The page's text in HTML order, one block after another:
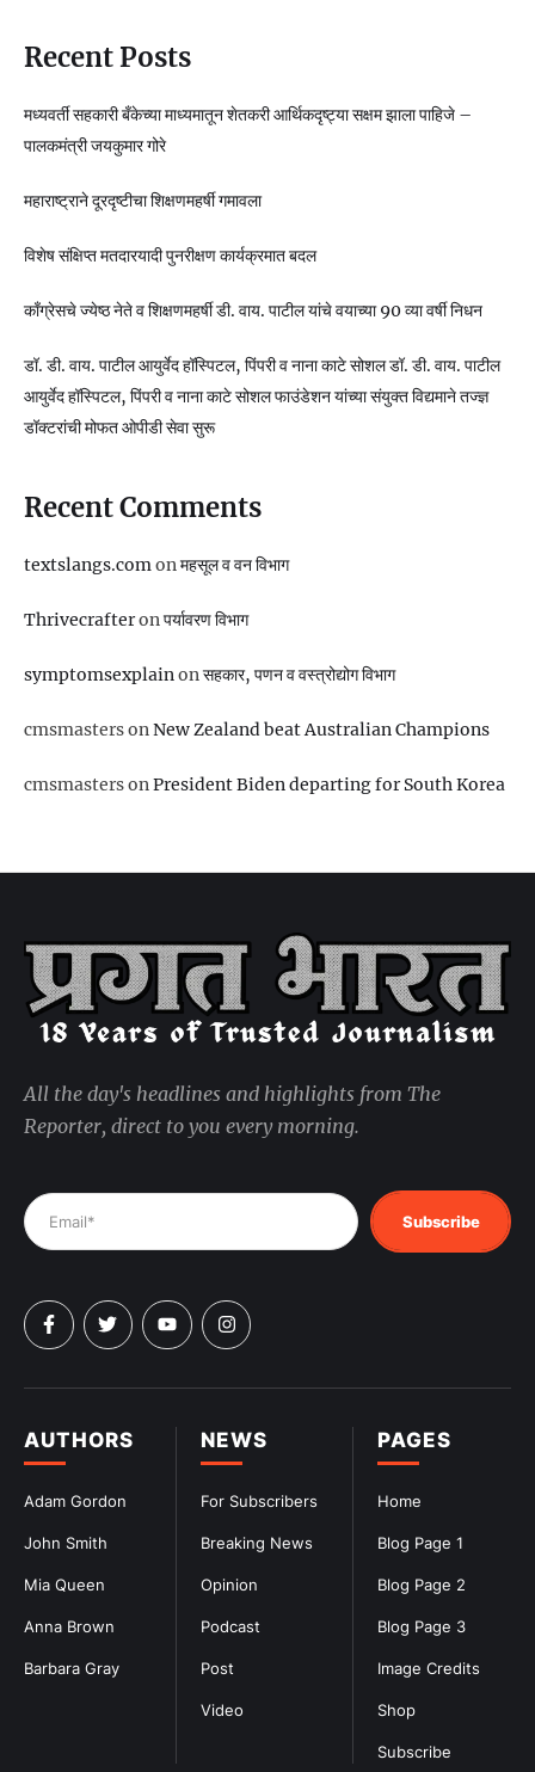
Recent Posts
मध्यवर्ती सहकारी बँकेच्या माध्यमातून शेतकरी आर्थिकदृष्ट्या सक्षम झाला पाहिजे –
पालकमंत्री जयकुमार गोरे
महाराष्ट्राने दूरदृष्टीचा शिक्षणमहर्षी गमावला
विशेष संक्षिप्त मतदारयादी पुनरीक्षण कार्यक्रमात बदल
काँग्रेसचे ज्येष्ठ नेते व शिक्षणमहर्षी डी. वाय. पाटील यांचे वयाच्या 90 व्या वर्षी निधन
डॉ. डी. वाय. पाटील आयुर्वेद हॉस्पिटल, पिंपरी व नाना काटे सोशल डॉ. डी. वाय. पाटील
आयुर्वेद हॉस्पिटल, पिंपरी व नाना काटे सोशल फाउंडेशन यांच्या संयुक्त विद्यमाने तज्ज्ञ
डॉक्टरांची मोफत ओपीडी सेवा सुरू
Recent Comments
textslangs.comonमहसूल व वन विभाग
Thrivecrafteronपर्यावरण विभाग
symptomsexplainonसहकार, पणन व वस्‍त्रोद्योग विभाग
cmsmastersonNew Zealand beat Australian Champions
cmsmastersonPresident Biden departing for South Korea
PAGES
Home
Blog Page 1
Blog Page 2
Blog Page 3
Image Credits
Shop
Subscribe
NEWS
For Subscribers
Breaking News
Opinion
Podcast
Post
Video
AUTHORS
Adam Gordon
John Smith
Mia Queen
Anna Brown
Barbara Gray
All the day's headlines and highlights from The
Reporter, direct to you every morning.
Subscribe